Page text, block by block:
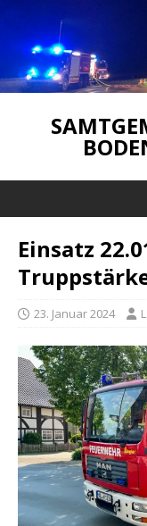
Einsatz
23. Januar 2024